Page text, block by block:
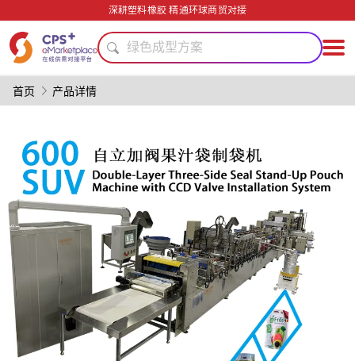
深耕塑料橡胶 精通环球商贸对接
安全包装技术
绿色成型方案
PVC
高阻隔
薄壁注塑
单一材料
PET
安全包装技术
食品级
绿色成型方案
PVC
模具
高阻隔
PP
薄壁注塑
首页 产品详情